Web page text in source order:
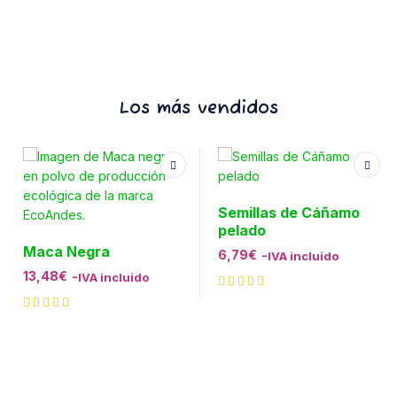
Los más vendidos
Maca Negra
13,48€ -IVA incluido
Semillas de Cáñamo
pelado
6,79€ -IVA incluido